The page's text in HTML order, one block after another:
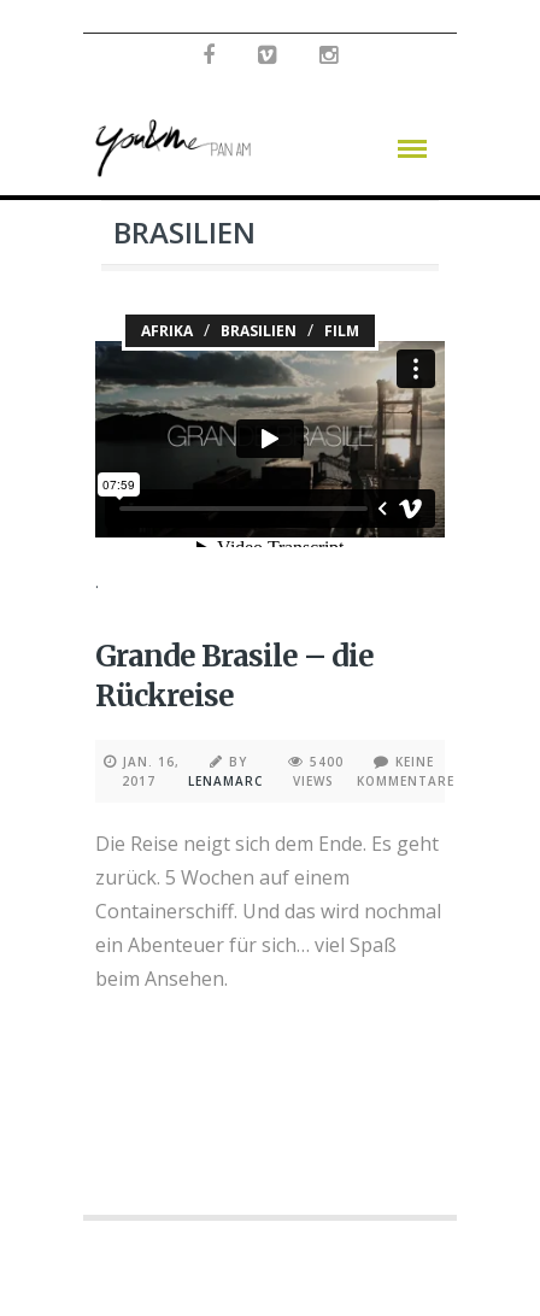
BRASILIEN
.
AFRIKA / BRASILIEN / FILM
Grande Brasile – die
Rückreise
JAN. 16,
2017
BY
LENAMARC
5400
VIEWS
KEINE
KOMMENTARE
Die Reise neigt sich dem Ende. Es geht
zurück. 5 Wochen auf einem
Containerschiff. Und das wird nochmal
ein Abenteuer für sich… viel Spaß
beim Ansehen.